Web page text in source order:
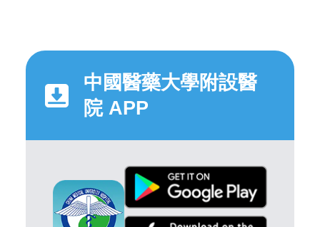
中國醫藥大學附設醫
院 APP